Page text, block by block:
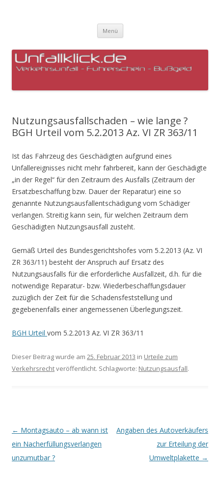
Breitmoser – Verkehrsrecht –
Hanau – Erlensee – Langeselbold –
Seligenstadt
Menü Zum
springen
Nutzungsausfallschaden – wie lange ?
BGH Urteil vom 5.2.2013 Az. VI ZR 363/11
Ist das Fahrzeug des Geschädigten aufgrund eines
Unfallereignisses nicht mehr fahrbereit, kann der Geschädigte
„in der Regel“ für den Zeitraum des Ausfalls (Zeitraum der
Ersatzbeschaffung bzw. Dauer der Reparatur) eine so
genannte Nutzungsausfallentschädigung vom Schädiger
verlangen. Streitig kann sein, für welchen Zeitraum dem
Geschädigten Nutzungsausfall zusteht.
Gemäß Urteil des Bundesgerichtshofes vom 5.2.2013 (Az. VI
ZR 363/11) besteht der Anspruch auf Ersatz des
Nutzungsausfalls für die erforderliche Ausfallzeit, d.h. für die
notwendige Reparatur- bzw. Wiederbeschaffungsdauer
zuzüglich der Zeit für die Schadensfeststellung und
gegebenenfalls einer angemessenen Überlegungszeit.
BGH Urteil vom 5.2.2013 Az. VI ZR 363/11
Dieser Beitrag wurde am 25. Februar 2013 in Urteile zum
Verkehrsrechtveröffentlicht. Schlagworte: Nutzungsausfall.
Beitrags-
Navigation
← Montagsauto – ab wann ist
ein Nacherfüllungsverlangen
unzumutbar ?
Angaben des Autoverkäufers
zur Erteilung der
Umweltplakette →